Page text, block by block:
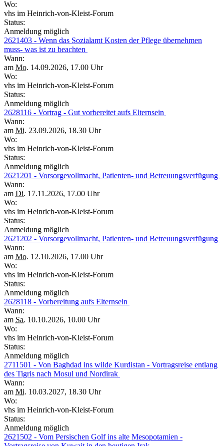
Wo:
vhs im Heinrich-von-Kleist-Forum
Status:
Anmeldung möglich
2621403 - Wenn das Sozialamt Kosten der Pflege übernehmen
muss- was ist zu beachten
Wann:
am Mo. 14.09.2026, 17.00 Uhr
Wo:
vhs im Heinrich-von-Kleist-Forum
Status:
Anmeldung möglich
2628116 - Vortrag - Gut vorbereitet aufs Elternsein
Wann:
am Mi. 23.09.2026, 18.30 Uhr
Wo:
vhs im Heinrich-von-Kleist-Forum
Status:
Anmeldung möglich
2621201 - Vorsorgevollmacht, Patienten- und Betreuungsverfügung
Wann:
am Di. 17.11.2026, 17.00 Uhr
Wo:
vhs im Heinrich-von-Kleist-Forum
Status:
Anmeldung möglich
2621202 - Vorsorgevollmacht, Patienten- und Betreuungsverfügung
Wann:
am Mo. 12.10.2026, 17.00 Uhr
Wo:
vhs im Heinrich-von-Kleist-Forum
Status:
Anmeldung möglich
2628118 - Vorbereitung aufs Elternsein
Wann:
am Sa. 10.10.2026, 10.00 Uhr
Wo:
vhs im Heinrich-von-Kleist-Forum
Status:
Anmeldung möglich
2711501 - Von Baghdad ins wilde Kurdistan - Vortragsreise entlang
des Tigris nach Mosul und Nordirak
Wann:
am Mi. 10.03.2027, 18.30 Uhr
Wo:
vhs im Heinrich-von-Kleist-Forum
Status:
Anmeldung möglich
2621502 - Vom Persischen Golf ins alte Mesopotamien -